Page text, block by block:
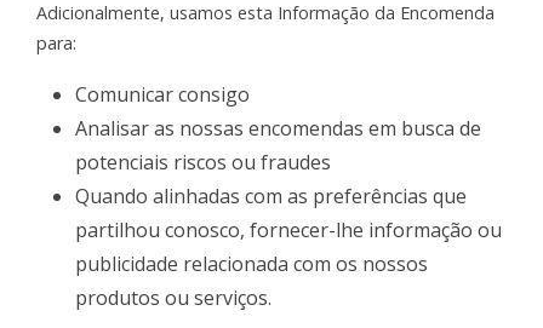
Adicionalmente, usamos esta Informação da Encomenda
para:
Comunicar consigo
Analisar as nossas encomendas em busca de
potenciais riscos ou fraudes
Quando alinhadas com as preferências que
partilhou conosco, fornecer-lhe informação ou
publicidade relacionada com os nossos
produtos ou serviços.